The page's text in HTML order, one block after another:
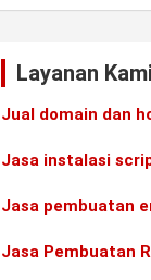
Layanan Kami
Jual domain dan
Jasa instalasi
Jasa pembuatan
Jasa Pembuatan